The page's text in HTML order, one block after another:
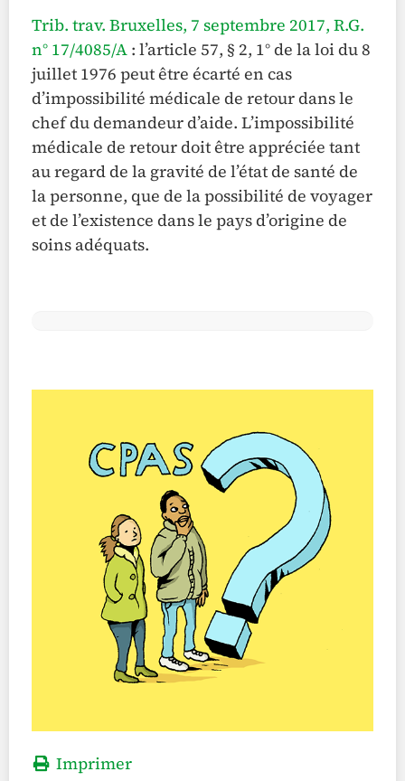
Trib. trav. Bruxelles, 7 septembre 2017, R.G.
n° 17/4085/A : l’article 57, § 2, 1° de la loi du 8
juillet 1976 peut être écarté en cas
d’impossibilité médicale de retour dans le
chef du demandeur d’aide. L’impossibilité
médicale de retour doit être appréciée tant
au regard de la gravité de l’état de santé de
la personne, que de la possibilité de voyager
et de l’existence dans le pays d’origine de
soins adéquats.
Imprimer